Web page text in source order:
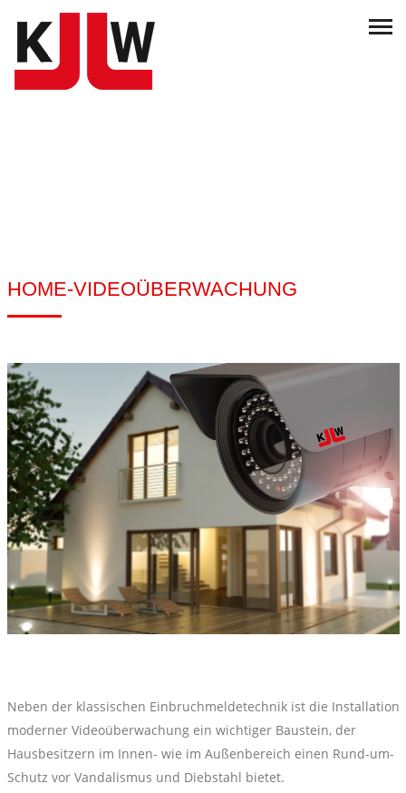
HOME-VIDEOÜBERWACHUNG
Neben der klassischen Einbruchmeldetechnik ist die Installation
moderner Videoüberwachung ein wichtiger Baustein, der
Hausbesitzern im Innen- wie im Außenbereich einen Rund-um-
Schutz vor Vandalismus und Diebstahl bietet.